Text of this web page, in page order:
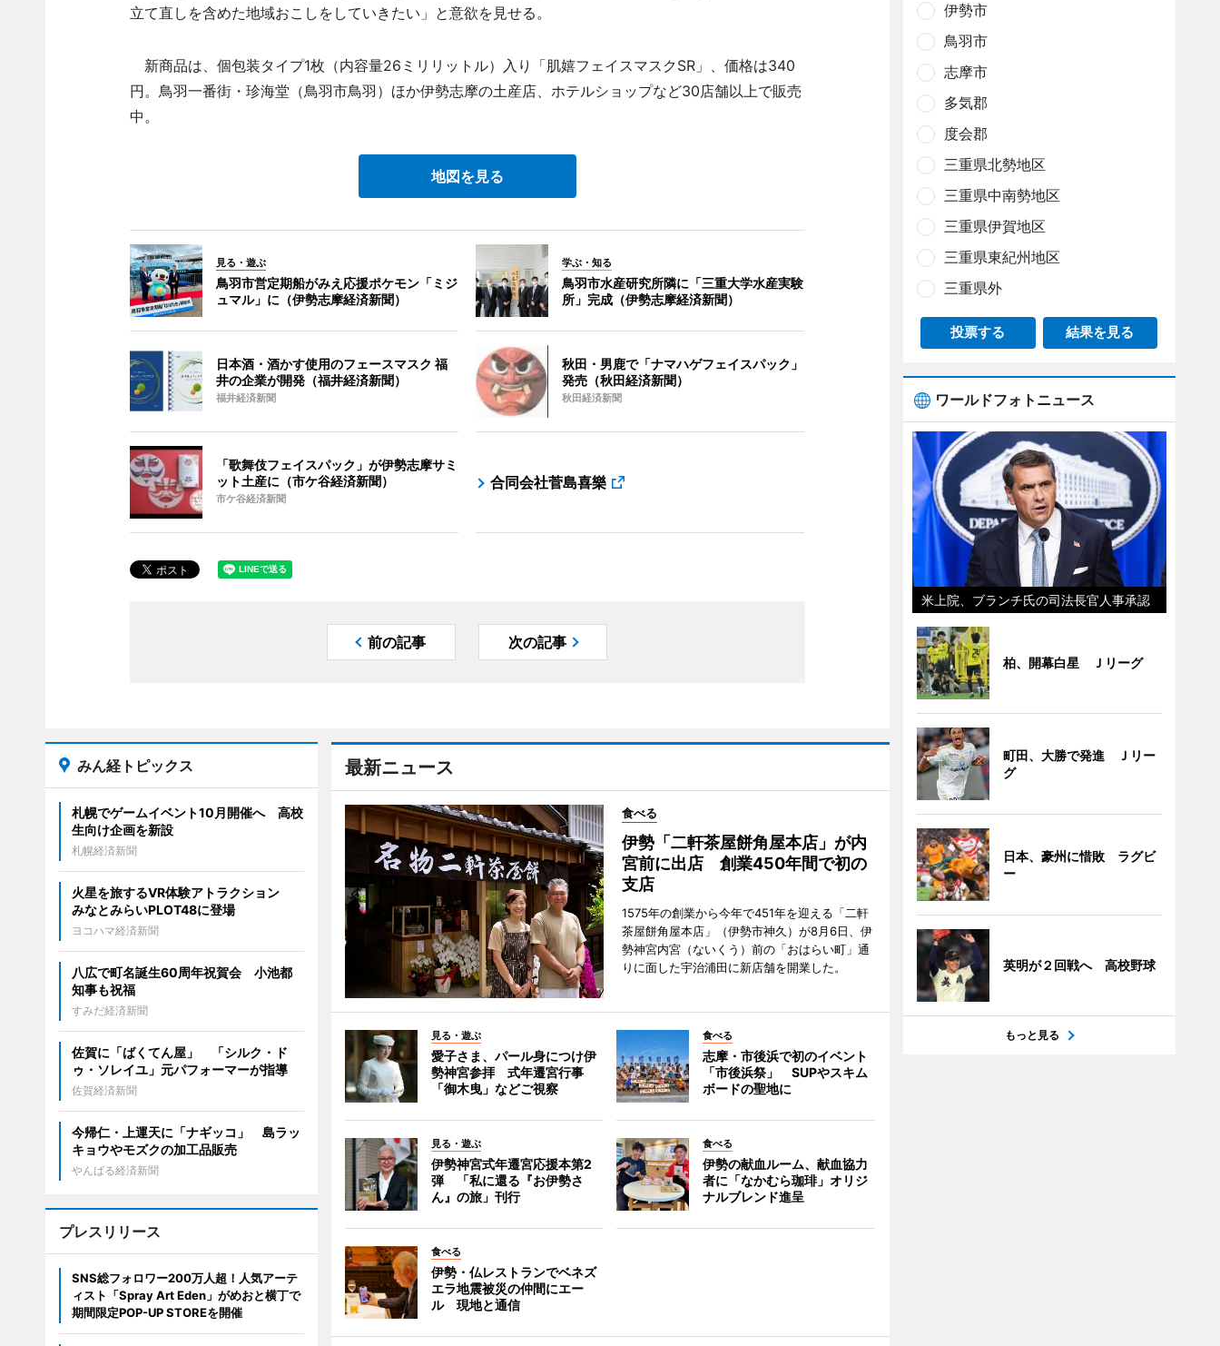
立て直しを含めた地域おこしをしていきたい」と意欲を見せる。
新商品は、個包装タイプ1枚（内容量26ミリリットル）入り「肌嬉フェイスマスクSR」、価格は340
円。鳥羽一番街・珍海堂（鳥羽市鳥羽）ほか伊勢志摩の土産店、ホテルショップなど30店舗以上で販売
中。
地図を見る
見る・遊ぶ
鳥羽市営定期船がみえ応援ポケモン「ミジ
ュマル」に（伊勢志摩経済新聞）
学ぶ・知る
鳥羽市水産研究所隣に「三重大学水産実験
所」完成（伊勢志摩経済新聞）
日本酒・酒かす使用のフェースマスク 福
井の企業が開発（福井経済新聞）
福井経済新聞
秋田・男鹿で「ナマハゲフェイスパック」
発売（秋田経済新聞）
秋田経済新聞
「歌舞伎フェイスパック」が伊勢志摩サミ
ット土産に（市ケ谷経済新聞）
市ケ谷経済新聞
合同会社菅島喜樂
前の記事 次の記事
最新ニュース
食べる
伊勢「二軒茶屋餅角屋本店」が内
宮前に出店 創業450年間で初の
支店
1575年の創業から今年で451年を迎える「二軒
茶屋餅角屋本店」（伊勢市神久）が8月6日、伊
勢神宮内宮（ないくう）前の「おはらい町」通
りに面した宇治浦田に新店舗を開業した。
見る・遊ぶ
愛子さま、パール身につけ伊
勢神宮参拝 式年遷宮行事
「御木曳」などご視察
食べる
志摩・市後浜で初のイベント
「市後浜祭」 SUPやスキム
ボードの聖地に
見る・遊ぶ
伊勢神宮式年遷宮応援本第2
弾 「私に還る『お伊勢さ
ん』の旅」刊行
食べる
伊勢の献血ルーム、献血協力
者に「なかむら珈琲」オリジ
ナルブレンド進呈
食べる
伊勢・仏レストランでベネズ
エラ地震被災の仲間にエー
ル 現地と通信
みん経トピックス
札幌でゲームイベント10月開催へ 高校
生向け企画を新設
札幌経済新聞
火星を旅するVR体験アトラクション
みなとみらいPLOT48に登場
ヨコハマ経済新聞
八広で町名誕生60周年祝賀会 小池都
知事も祝福
すみだ経済新聞
佐賀に「ばくてん屋」 「シルク・ド
ゥ・ソレイユ」元パフォーマーが指導
佐賀経済新聞
今帰仁・上運天に「ナギッコ」 島ラッ
キョウやモズクの加工品販売
やんばる経済新聞
プレスリリース
SNS総フォロワー200万人超！人気アーテ
ィスト「Spray Art Eden」がめおと横丁で
期間限定POP-UP STOREを開催
伊勢市
鳥羽市
志摩市
多気郡
度会郡
三重県北勢地区
三重県中南勢地区
三重県伊賀地区
三重県東紀州地区
三重県外
投票する 結果を見る
ワールドフォトニュース
米上院、ブランチ氏の司法長官人事承認
柏、開幕白星 Ｊリーグ
町田、大勝で発進 Ｊリー
グ
日本、豪州に惜敗 ラグビ
ー
英明が２回戦へ 高校野球
もっと見る